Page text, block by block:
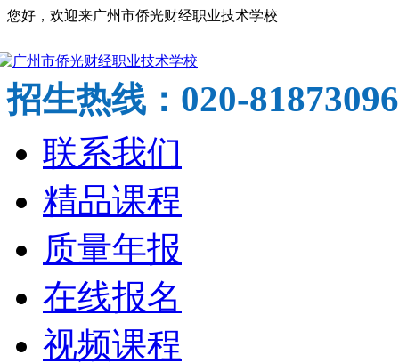
您好，欢迎来广州市侨光财经职业技术学校
招生热线： 020-81873096
联系我们
精品课程
质量年报
在线报名
视频课程